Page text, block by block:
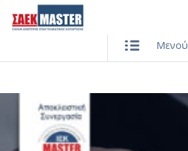
Μενού